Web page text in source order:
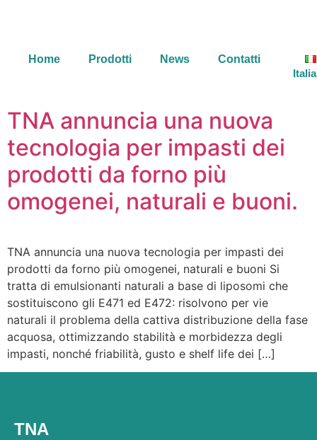
Home Prodotti News
Contatti
TNA annuncia una nuova
tecnologia per impasti dei
prodotti da forno più
omogenei, naturali e buoni.
TNA annuncia una nuova tecnologia per impasti dei
prodotti da forno più omogenei, naturali e buoni Si
tratta di emulsionanti naturali a base di liposomi che
sostituiscono gli E471 ed E472: risolvono per vie
naturali il problema della cattiva distribuzione della fase
acquosa, ottimizzando stabilità e morbidezza degli
impasti, nonché friabilità, gusto e shelf life dei […]
TNA